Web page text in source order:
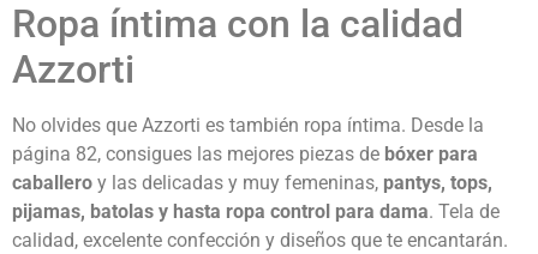
Ropa íntima con la calidad
Azzorti
No olvides que Azzorti es también ropa íntima. Desde la
página 82, consigues las mejores piezas de bóxer para
caballero y las delicadas y muy femeninas, pantys, tops,
pijamas, batolas y hasta ropa control para dama. Tela de
calidad, excelente confección y diseños que te encantarán.